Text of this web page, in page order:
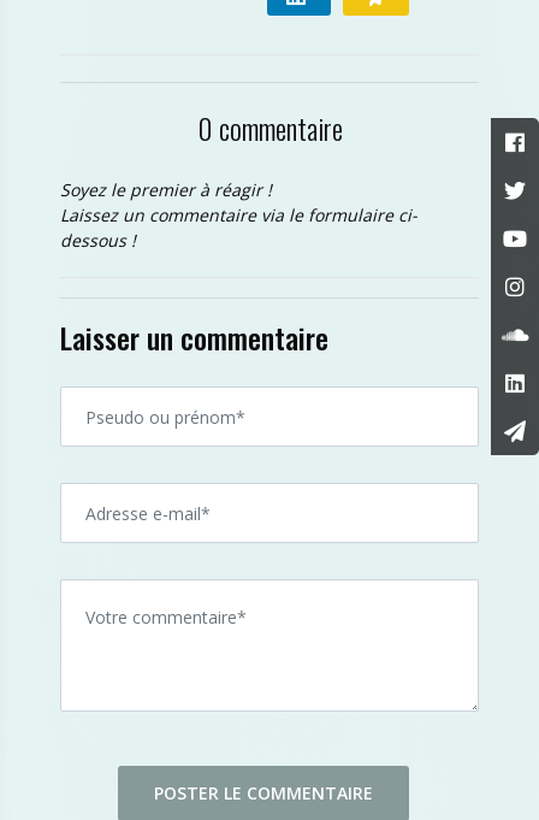
0 commentaire
Soyez le premier à réagir !
Laissez un commentaire via le formulaire ci-
dessous !
Laisser un commentaire